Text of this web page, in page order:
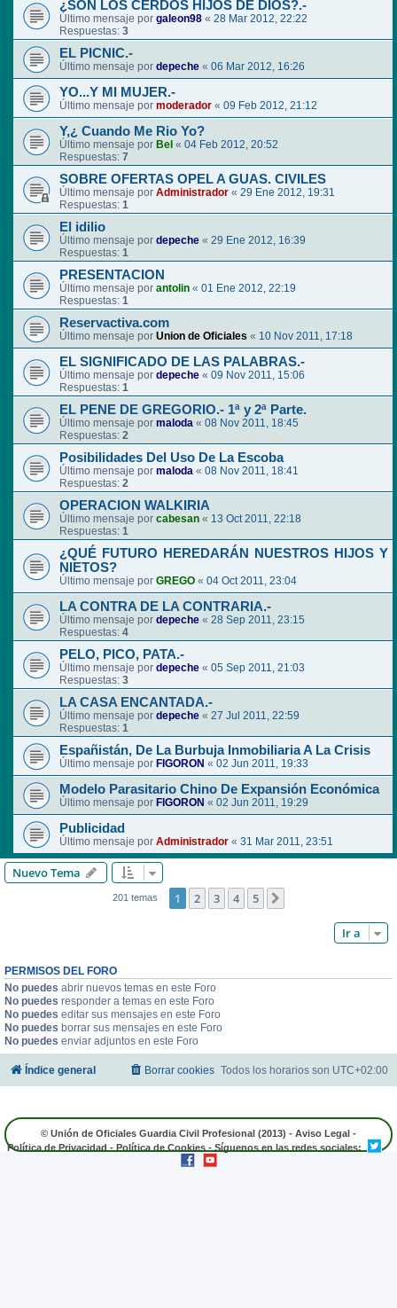
¿SON LOS CERDOS HIJOS DE DIOS?.-
Último mensaje por galeon98 « 28 Mar 2012, 22:22
Respuestas: 3
EL PICNIC.-
Último mensaje por depeche « 06 Mar 2012, 16:26
YO...Y MI MUJER.-
Último mensaje por moderador « 09 Feb 2012, 21:12
Y,¿ Cuando Me Rio Yo?
Último mensaje por Bel « 04 Feb 2012, 20:52
Respuestas: 7
SOBRE OFERTAS OPEL A GUAS. CIVILES
Último mensaje por Administrador « 29 Ene 2012, 19:31
Respuestas: 1
El idilio
Último mensaje por depeche « 29 Ene 2012, 16:39
Respuestas: 1
PRESENTACION
Último mensaje por antolin « 01 Ene 2012, 22:19
Respuestas: 1
Reservactiva.com
Último mensaje por Union de Oficiales « 10 Nov 2011, 17:18
EL SIGNIFICADO DE LAS PALABRAS.-
Último mensaje por depeche « 09 Nov 2011, 15:06
Respuestas: 1
EL PENE DE GREGORIO.- 1ª y 2ª Parte.
Último mensaje por maloda « 08 Nov 2011, 18:45
Respuestas: 2
Posibilidades Del Uso De La Escoba
Último mensaje por maloda « 08 Nov 2011, 18:41
Respuestas: 2
OPERACION WALKIRIA
Último mensaje por cabesan « 13 Oct 2011, 22:18
Respuestas: 1
¿QUÉ FUTURO HEREDARÁN NUESTROS HIJOS Y
NIETOS?
Último mensaje por GREGO « 04 Oct 2011, 23:04
LA CONTRA DE LA CONTRARIA.-
Último mensaje por depeche « 28 Sep 2011, 23:15
Respuestas: 4
PELO, PICO, PATA.-
Último mensaje por depeche « 05 Sep 2011, 21:03
Respuestas: 3
LA CASA ENCANTADA.-
Último mensaje por depeche « 27 Jul 2011, 22:59
Respuestas: 1
Españistán, De La Burbuja Inmobiliaria A La Crisis
Último mensaje por FIGORON « 02 Jun 2011, 19:33
Modelo Parasitario Chino De Expansión Económica
Último mensaje por FIGORON « 02 Jun 2011, 19:29
Publicidad
Último mensaje por Administrador « 31 Mar 2011, 23:51
Nuevo Tema
201 temas 1 2 3 4 5
Ir a
PERMISOS DEL FORO
No puedes abrir nuevos temas en este Foro
No puedes responder a temas en este Foro
No puedes editar sus mensajes en este Foro
No puedes borrar sus mensajes en este Foro
No puedes enviar adjuntos en este Foro
Índice general Todos los horarios son UTC+02:00
Borrar cookies
© Unión de Oficiales Guardia Civil Profesional (2013) - Aviso Legal -
Política de Privacidad - Política de Cookies - Síguenos en las redes sociales: